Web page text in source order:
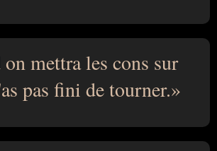
on mettra les cons sur
pas fini de tourner.